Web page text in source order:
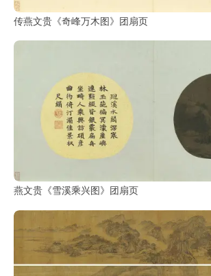
传燕文贵《奇峰万木图》团扇页
燕文贵《雪溪乘兴图》团扇页